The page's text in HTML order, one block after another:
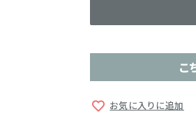
こ
お気に入りに追加